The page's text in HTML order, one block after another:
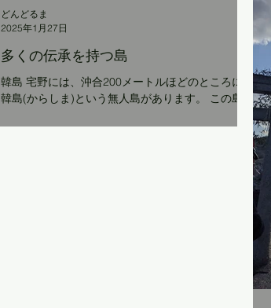
多くの伝承を持つ島
韓島 宅野には、沖合200メートルほどのところに、
韓島(からしま)という無人島があります。 この島に
ると、 「スサノオノミコトが新羅から出雲に帰る
際に韓島に立ち寄り、洞窟で濡れた衣を着替えた後
どんどるま
2025年1月27日